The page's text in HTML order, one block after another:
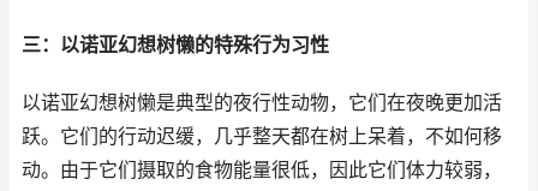
三：以诺亚幻想树懒的特殊行为习性
以诺亚幻想树懒是典型的夜行性动物，它们在夜晚更加活
跃。它们的行动迟缓，几乎整天都在树上呆着，不如何移
动。由于它们摄取的食物能量很低，因此它们体力较弱，